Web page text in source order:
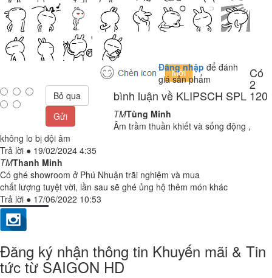
Đăng nhập để đánh
giá sản phẩm
Bỏ qua
Gửi
Có
2
bình luận về KLIPSCH SPL 120
TMTùng Minh
Âm trầm thuần khiết và sống động ,
không lo bị dội âm
Trả lời ● 19/02/2024 4:35
TMThanh Minh
Có ghé showroom ở Phú Nhuận trãi nghiệm và mua
chất lượng tuyệt vời, lần sau sẽ ghé ủng hộ thêm món khác
Trả lời ● 17/06/2022 10:53
Đăng ký nhận thông tin Khuyến mãi & Tin
tức từ SAIGON HD